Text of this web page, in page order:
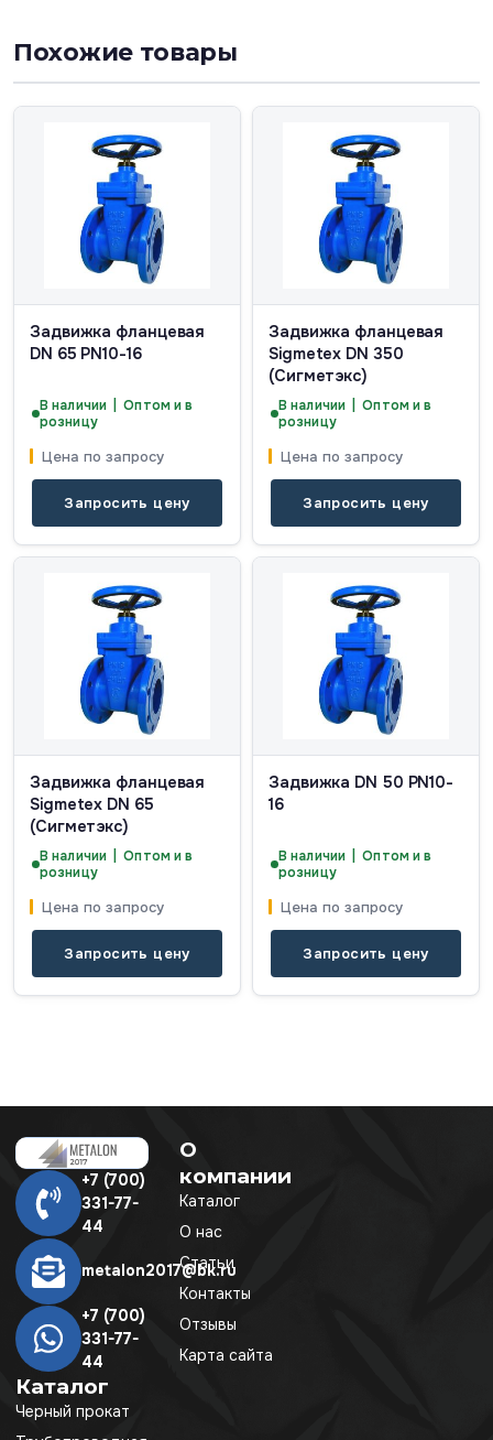
Похожие товары
Задвижка фланцевая
DN 65 PN10-16
В наличии | Оптом и в
розницу
Цена по запросу
Запросить цену
Задвижка фланцевая
Sigmetex DN 350
(Сигметэкс)
В наличии | Оптом и в
розницу
Цена по запросу
Запросить цену
Задвижка фланцевая
Sigmetex DN 65
(Сигметэкс)
В наличии | Оптом и в
розницу
Цена по запросу
Запросить цену
Задвижка DN 50 PN10-
16
В наличии | Оптом и в
розницу
Цена по запросу
Запросить цену
+7 (700)
331-77-
44
metalon2017@bk.ru
+7 (700)
331-77-
44
Каталог
Черный прокат
О
компании
Каталог
О нас
Статьи
Контакты
Отзывы
Карта сайта